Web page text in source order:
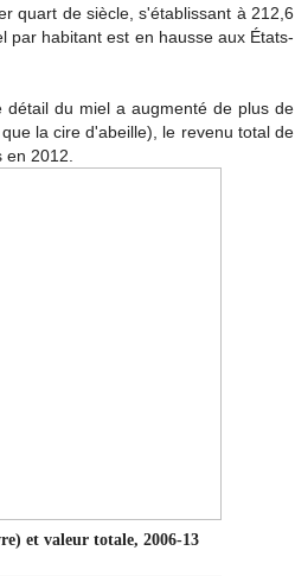
quart de siècle, s'établissant à 212,6
par habitant est en hausse aux États-
du miel a augmenté de plus de
la cire d'abeille), le revenu total de
2012.
et valeur totale, 2006-13